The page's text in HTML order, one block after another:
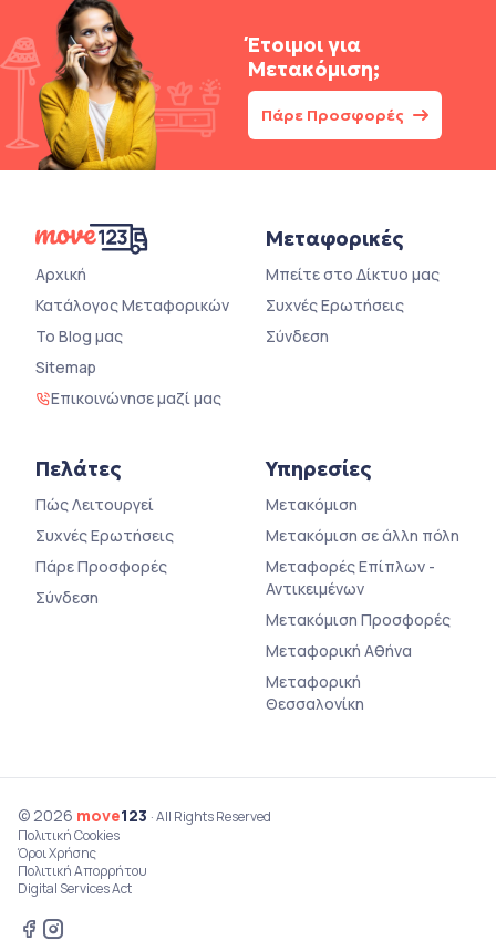
Έτοιμοι για
Μετακόμιση;
Πάρε Προσφορές
Αρχική
Κατάλογος Μεταφορικών
Το Blog μας
Sitemap
Επικοινώνησε μαζί μας
Μεταφορικές
Μπείτε στο Δίκτυο μας
Συχνές Ερωτήσεις
Σύνδεση
Πελάτες
Πώς Λειτουργεί
Συχνές Ερωτήσεις
Πάρε Προσφορές
Σύνδεση
Υπηρεσίες
Μετακόμιση
Μετακόμιση σε άλλη πόλη
Μεταφορές Επίπλων -
Αντικειμένων
Μετακόμιση Προσφορές
Μεταφορική Αθήνα
Μεταφορική
Θεσσαλονίκη
© 2026 move123 · All Rights Reserved
Πολιτική Cookies
Όροι Χρήσης
Πολιτική Απορρήτου
Digital Services Act